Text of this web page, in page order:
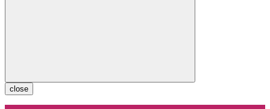
close